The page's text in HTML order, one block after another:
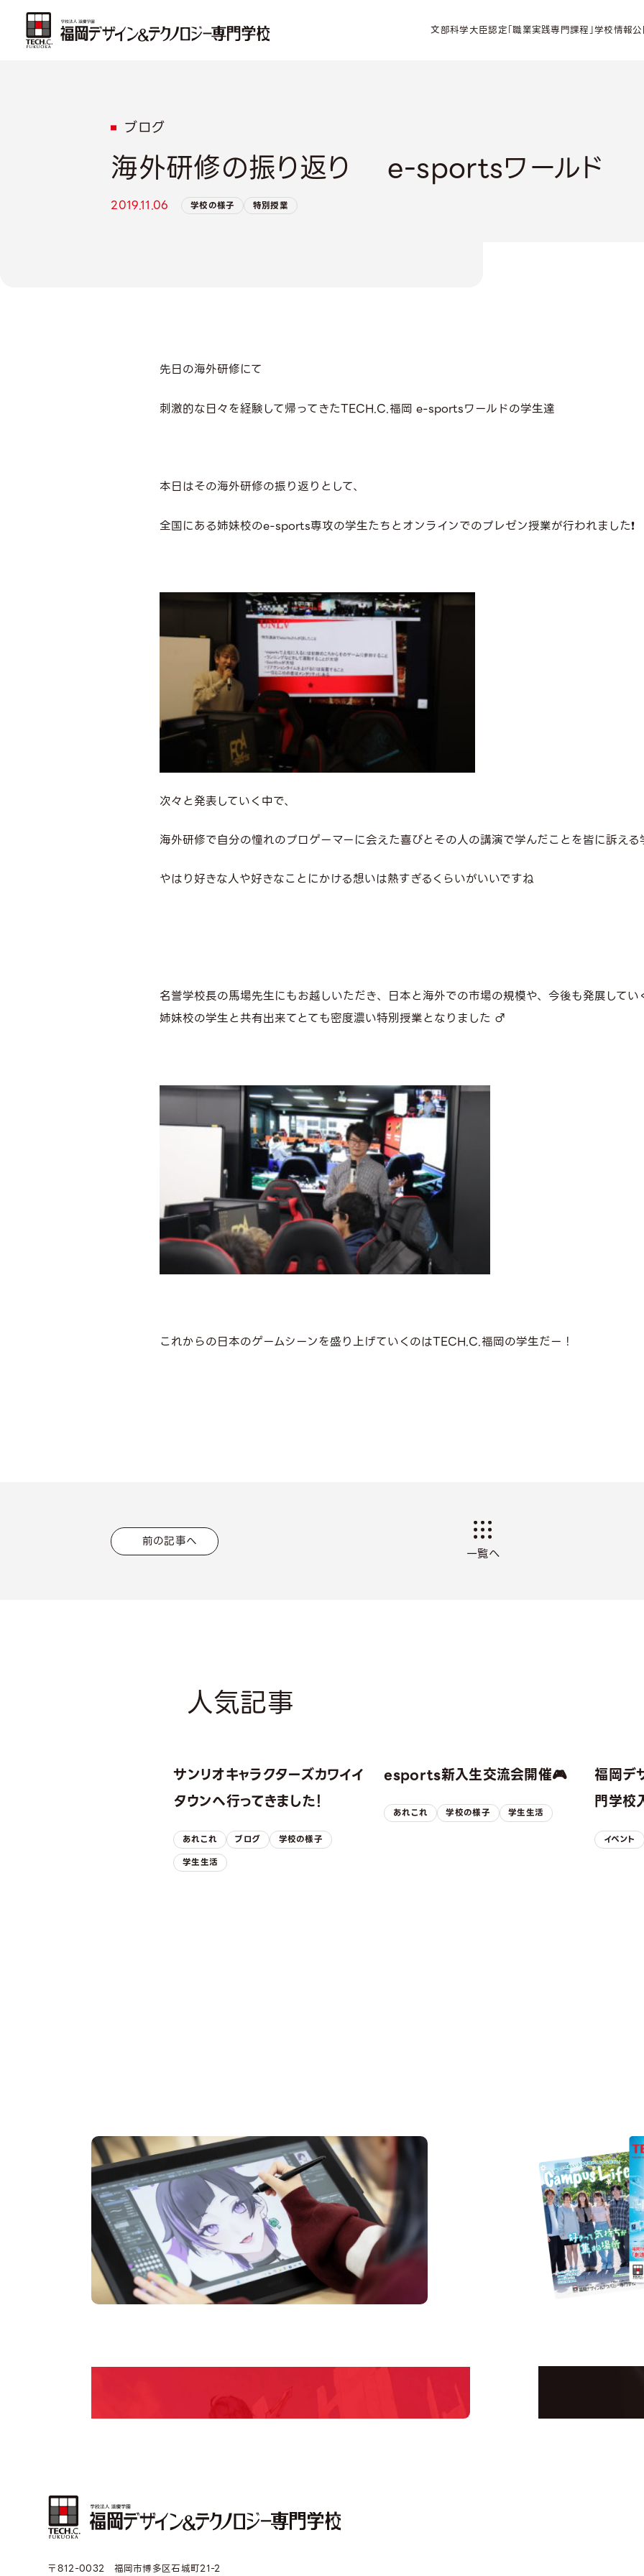
文部科学大臣認定「職業実践専門課程」学校情報
ブログ
海外研修の振り返り e-sportsワールド
2019.11.06 学校の様子 特別授業
先日の海外研修にて
刺激的な日々を経験して帰ってきたTECH.C.福岡 e-sportsワールドの学生達
本日はその海外研修の振り返りとして、
全国にある姉妹校のe-sports専攻の学生たちとオンラインでのプレゼン授業が行われました❗
次々と発表していく中で、
海外研修で自分の憧れのプロゲーマーに会えた喜びとその人の講演で学んだことを皆に訴える
やはり好きな人や好きなことにかける想いは熱すぎるくらいがいいですね
名誉学校長の馬場先生にもお越しいただき、日本と海外での市場の規模や、今後も発展して
姉妹校の学生と共有出来てとても密度濃い特別授業となりました ‍♂️
これからの日本のゲームシーンを盛り上げていくのはTECH.C.福岡の学生だー！
前の記事へ
一覧へ
人気記事
サンリオキャラクターズカワイイ
タウンへ行ってきました！
あれこれ ブログ
学校の様子
学生生活
esports新入生交流会開催🎮
あれこれ 学校の様子 学生生活
福岡デ
門学校
イベント
Campus Open
Request
〒812-0032 福岡市博多区石城町21-2